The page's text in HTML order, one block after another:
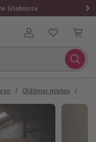
Erlebnisse
Benutzerkonto
/ Oldtimer mieten /